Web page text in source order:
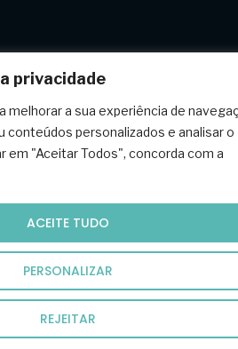
privacidade
melhorar a sua experiência de
conteúdos personalizados e analisar o
em "Aceitar Todos", concorda com a
PERSONALIZAR
REJEITAR
ACEITE TUDO